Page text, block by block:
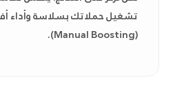
تشغيل حملاتك بسلاسة وأداء
(Manual Boosting).